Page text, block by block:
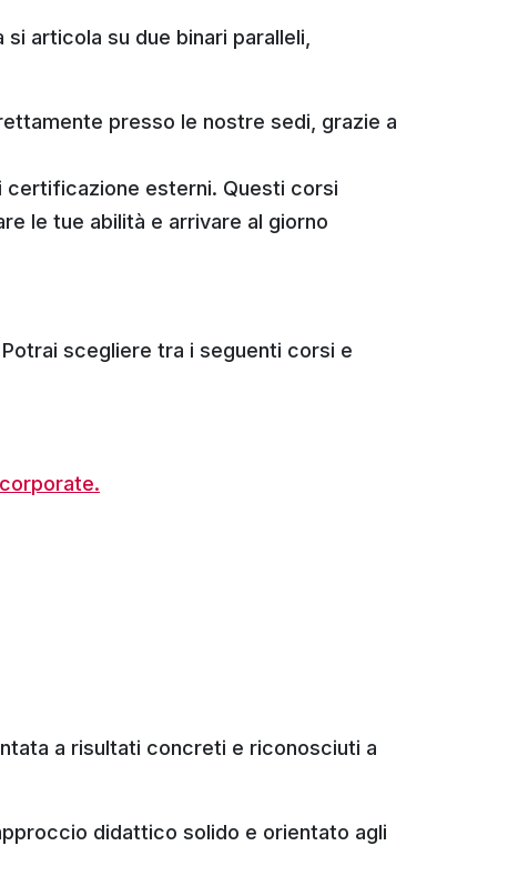
articola su due binari paralleli,
presso le nostre sedi, grazie a
certificazione esterni. Questi corsi
le tue abilità e arrivare al giorno
scegliere tra i seguenti corsi e
a risultati concreti e riconosciuti a
didattico solido e orientato agli